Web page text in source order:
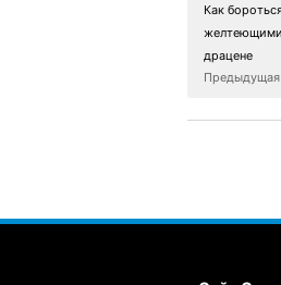
Как
драцене
Предыдущая